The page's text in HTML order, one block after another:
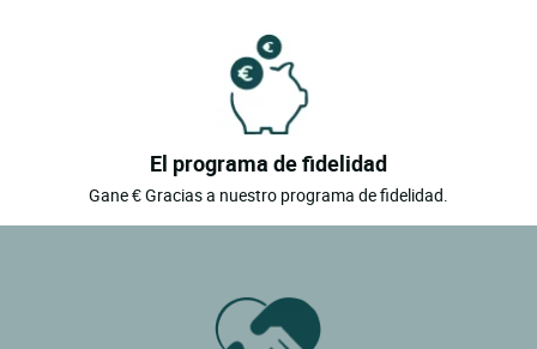
El programa de fidelidad
Gane € Gracias a nuestro programa de fidelidad.